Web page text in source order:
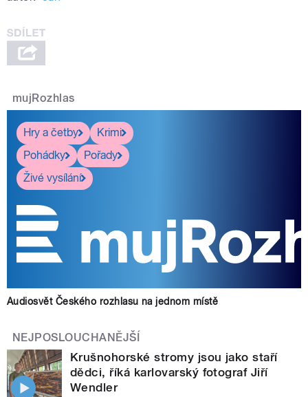
mujRozhlas
Hry a četby
Krimi
Pohádky
Pořady
Živé vysílání
Audiosvět Českého rozhlasu na jednom místě
NEJPOSLOUCHANĚJŠÍ
Krušnohorské stromy jsou jako staří
dědci, říká karlovarský fotograf Jiří
Wendler